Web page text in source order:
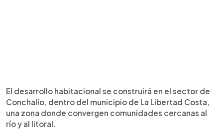
El desarrollo habitacional se construirá en el sector de
Conchalío, dentro del municipio de La Libertad Costa,
una zona donde convergen comunidades cercanas al
río y al litoral.